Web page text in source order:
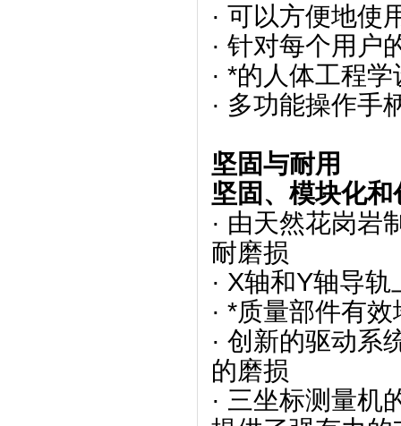
· 可以方便地使
· 针对每个用户
· *的人体工程
· 多功能操作手
坚固与耐用
坚固、模块化
· 由天然花岗岩
耐磨损
· X轴和Y轴导
· *质量部件有
· 创新的驱动系
的磨损
· 三坐标测量机